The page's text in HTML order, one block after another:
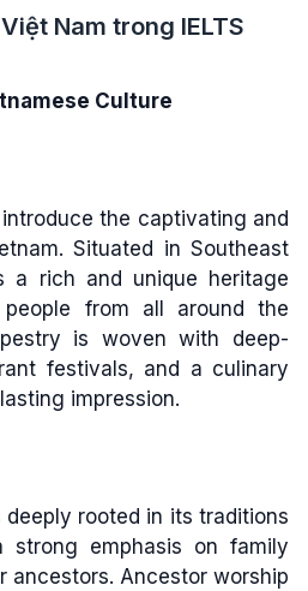
Nam trong IELTS
Culture
the captivating and
Situated in Southeast
a rich and unique heritage
from all around the
is woven with deep-
festivals, and a culinary
impression.
rooted in its traditions
strong emphasis on family
ancestors. Ancestor worship